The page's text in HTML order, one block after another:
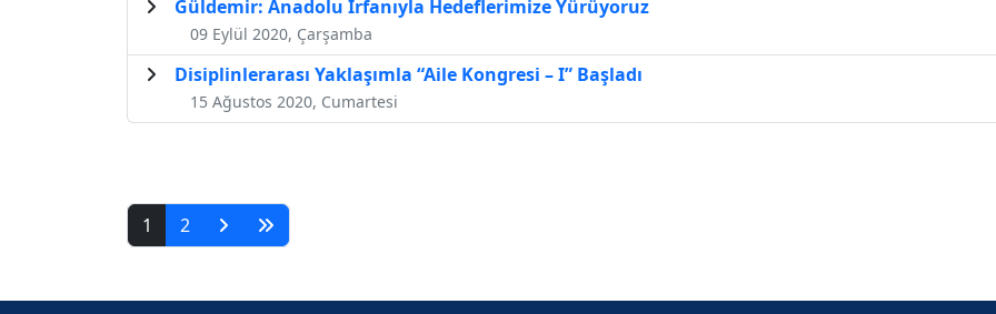
Güldemir: Anadolu İrfanıyla Hedeflerimize Yürüyoruz
09 Eylül 2020, Çarşamba
Disiplinlerarası Yaklaşımla “Aile Kongresi – I” Başladı
15 Ağustos 2020, Cumartesi
1 2